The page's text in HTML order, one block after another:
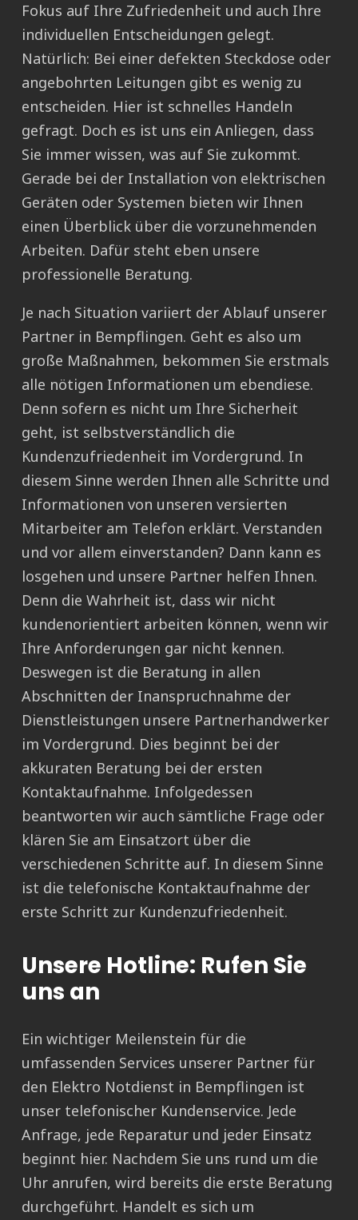
Fokus auf Ihre Zufriedenheit und auch Ihre
individuellen Entscheidungen gelegt.
Natürlich: Bei einer defekten Steckdose oder
angebohrten Leitungen gibt es wenig zu
entscheiden. Hier ist schnelles Handeln
gefragt. Doch es ist uns ein Anliegen, dass
Sie immer wissen, was auf Sie zukommt.
Gerade bei der Installation von elektrischen
Geräten oder Systemen bieten wir Ihnen
einen Überblick über die vorzunehmenden
Arbeiten. Dafür steht eben unsere
professionelle Beratung.
Je nach Situation variiert der Ablauf unserer
Partner in Bempflingen. Geht es also um
große Maßnahmen, bekommen Sie erstmals
alle nötigen Informationen um ebendiese.
Denn sofern es nicht um Ihre Sicherheit
geht, ist selbstverständlich die
Kundenzufriedenheit im Vordergrund. In
diesem Sinne werden Ihnen alle Schritte und
Informationen von unseren versierten
Mitarbeiter am Telefon erklärt. Verstanden
und vor allem einverstanden? Dann kann es
losgehen und unsere Partner helfen Ihnen.
Denn die Wahrheit ist, dass wir nicht
kundenorientiert arbeiten können, wenn wir
Ihre Anforderungen gar nicht kennen.
Deswegen ist die Beratung in allen
Abschnitten der Inanspruchnahme der
Dienstleistungen unsere Partnerhandwerker
im Vordergrund. Dies beginnt bei der
akkuraten Beratung bei der ersten
Kontaktaufnahme. Infolgedessen
beantworten wir auch sämtliche Frage oder
klären Sie am Einsatzort über die
verschiedenen Schritte auf. In diesem Sinne
ist die telefonische Kontaktaufnahme der
erste Schritt zur Kundenzufriedenheit.
Unsere Hotline: Rufen Sie
uns an
Ein wichtiger Meilenstein für die
umfassenden Services unserer Partner für
den Elektro Notdienst in Bempflingen ist
unser telefonischer Kundenservice. Jede
Anfrage, jede Reparatur und jeder Einsatz
beginnt hier. Nachdem Sie uns rund um die
Uhr anrufen, wird bereits die erste Beratung
durchgeführt. Handelt es sich um